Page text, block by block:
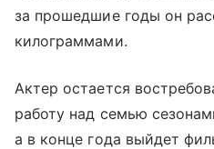
за прошедшие годы он
килограммами.
Актер остается
работу над семью
а в конце года выйдет